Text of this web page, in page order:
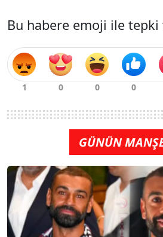
Bu habere emoji ile tepki
GÜNÜN